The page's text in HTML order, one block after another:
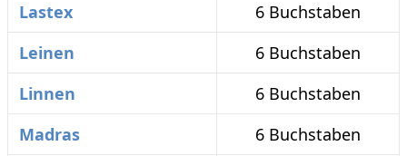
Lastex
6 Buchstaben
Leinen
6 Buchstaben
Linnen
6 Buchstaben
Madras
6 Buchstaben